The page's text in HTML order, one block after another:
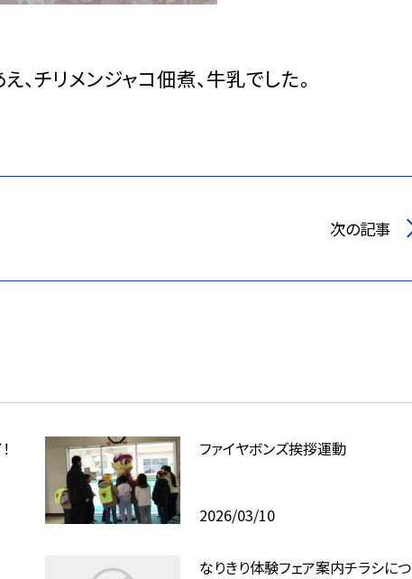
、チリメンジャコ佃煮、牛乳でした。
次の記事
ファイヤボンズ挨拶運動
2026/03/10
なりきり体験フェア案内チラシにつ